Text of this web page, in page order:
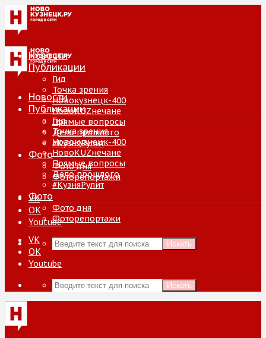
Новости
Публикации
Гид
Точка зрения
Новокузнецк-400
НовоKUZнечане
Прямые вопросы
Дело прошлого
#КузняРулит
Фото
Фото дня
Фоторепортажи
VK
ОК
Youtube
Искать
Новости
Публикации
Гид
Точка зрения
Новокузнецк-400
НовоKUZнечане
Прямые вопросы
Дело прошлого
#КузняРулит
Фото
Фото дня
Фоторепортажи
VK
ОК
Youtube
Искать